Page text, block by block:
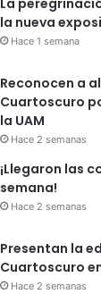
La
la nueva
Hace 1 semana
Reconocen a
Cuartoscuro
la UAM
Hace 2 semanas
¡Llegaron las
semana!
Hace 2 semanas
Presentan la
Cuartoscuro
Hace 2 semanas